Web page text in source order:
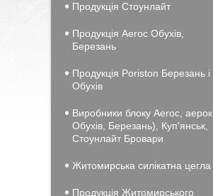
Продукція Стоунлайт
Продукція Aeroc Обухів,
Березань
Продукція Poriston Березань і
Обухів
Виробники блоку Aeroc, аерок
Обухів, Березань), Куп'янськ,
Стоунлайт Бровари
Житомирська силікатна цегла
Продукція Житомирського